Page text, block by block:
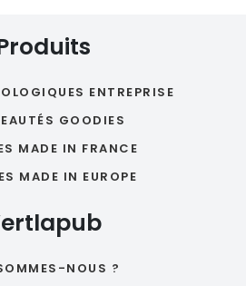
ENTREPRISE
GOODIES
MADE IN FRANCE
MADE IN EUROPE
NOUS ?